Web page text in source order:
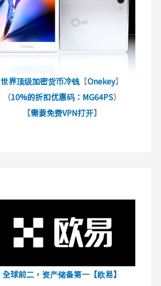
世界顶级加密货币冷钱 【Onekey】
（10%的折扣优惠码：MG64PS）
【需要免费VPN打开】
全球前二，资产储备第一【欧易】